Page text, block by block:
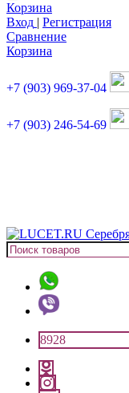
Корзина
Вход | Регистрация
Сравнение
Корзина
+7 (903) 969-37-04
+7 (903) 246-54-69
8928